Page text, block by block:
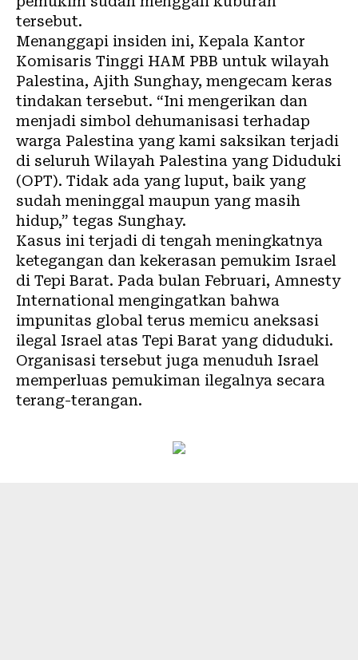
tersebut.
Menanggapi insiden ini, Kepala Kantor
Komisaris Tinggi HAM PBB untuk wilayah
Palestina, Ajith Sunghay, mengecam keras
tindakan tersebut. “Ini mengerikan dan
menjadi simbol dehumanisasi terhadap
warga Palestina yang kami saksikan terjadi
di seluruh Wilayah Palestina yang Diduduki
(OPT). Tidak ada yang luput, baik yang
sudah meninggal maupun yang masih
hidup,” tegas Sunghay.
Kasus ini terjadi di tengah meningkatnya
ketegangan dan kekerasan pemukim Israel
di Tepi Barat. Pada bulan Februari, Amnesty
International mengingatkan bahwa
impunitas global terus memicu aneksasi
ilegal Israel atas Tepi Barat yang diduduki.
Organisasi tersebut juga menuduh Israel
memperluas pemukiman ilegalnya secara
terang-terangan.